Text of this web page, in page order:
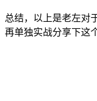
总结，以上是老左对
再单独实战分享下这